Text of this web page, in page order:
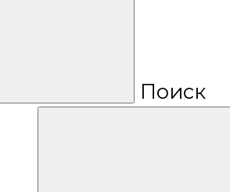
Поиск